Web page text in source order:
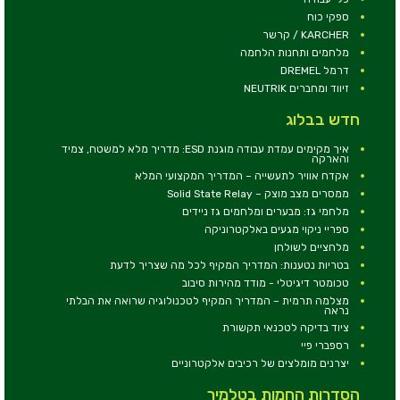
ספקי כוח
KARCHER / קרשר
מלחמים ותחנות הלחמה
דרמל DREMEL
זיווד ומחברים NEUTRIK
חדש בבלוג
איך מקימים עמדת עבודה מוגנת ESD: מדריך מלא למשטח, צמיד
והארקה
אקדח אוויר לתעשייה – המדריך המקצועי המלא
ממסרים מצב מוצק – Solid State Relay
מלחמי גז: מבערים ומלחמים גז ניידים
ספריי ניקוי מגעים באלקטרוניקה
מלחציים לשולחן
בטריות נטענות: המדריך המקיף לכל מה שצריך לדעת
טכומטר דיגיטלי - מודד מהירות סיבוב
מצלמה תרמית – המדריך המקיף לטכנולוגיה שרואה את הבלתי
נראה
ציוד בדיקה לטכנאי תקשורת
רספברי פיי
יצרנים מומלצים של רכיבים אלקטרוניים
הסדרות החמות בטלמיר